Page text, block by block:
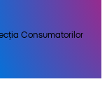
Consumatorilor